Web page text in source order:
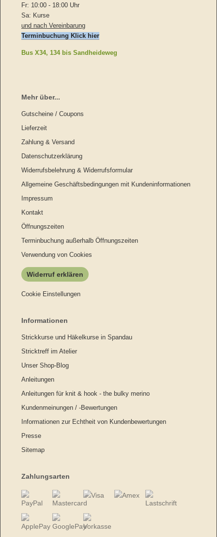
Fr: 10:00 - 18:00 Uhr
Sa: Kurse
und nach Vereinbarung
Terminbuchung Klick hier
Bus X34, 134 bis Sandheideweg
Mehr über...
Gutscheine / Coupons
Lieferzeit
Zahlung & Versand
Datenschutzerklärung
Widerrufsbelehrung & Widerrufsformular
Allgemeine Geschäftsbedingungen mit Kundeninformationen
Impressum
Kontakt
Öffnungszeiten
Terminbuchung außerhalb Öffnungszeiten
Verwendung von Cookies
Widerruf erklären
Cookie Einstellungen
Informationen
Strickkurse und Häkelkurse in Spandau
Stricktreff im Atelier
Unser Shop-Blog
Anleitungen
Anleitungen für knit & hook - the bulky merino
Kundenmeinungen / -Bewertungen
Informationen zur Echtheit von Kundenbewertungen
Presse
Sitemap
Zahlungsarten